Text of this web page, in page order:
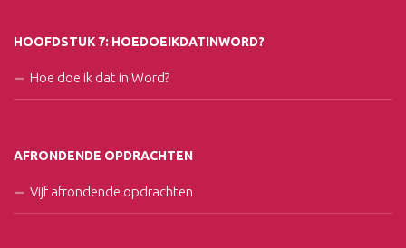
HOOFDSTUK 7: HOEDOEIKDATINWORD?
Hoe doe ik dat in Word?
AFRONDENDE OPDRACHTEN
Vijf afrondende opdrachten